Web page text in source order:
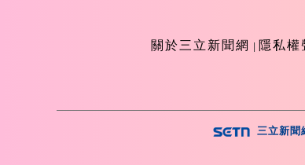
關於三立新聞網 隱私權
Copyright ©2026
三立新聞